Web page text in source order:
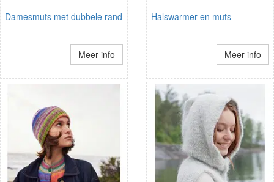
Damesmuts met dubbele rand
Meer info
Halswarmer en muts
Meer info